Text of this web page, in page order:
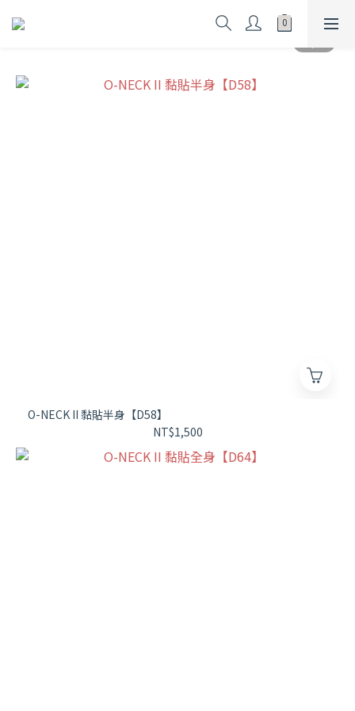
O-NECK II 黏貼半身【D58】
NT$1,500